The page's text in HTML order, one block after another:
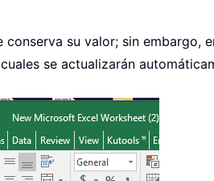
su valor; sin
se actualizarán